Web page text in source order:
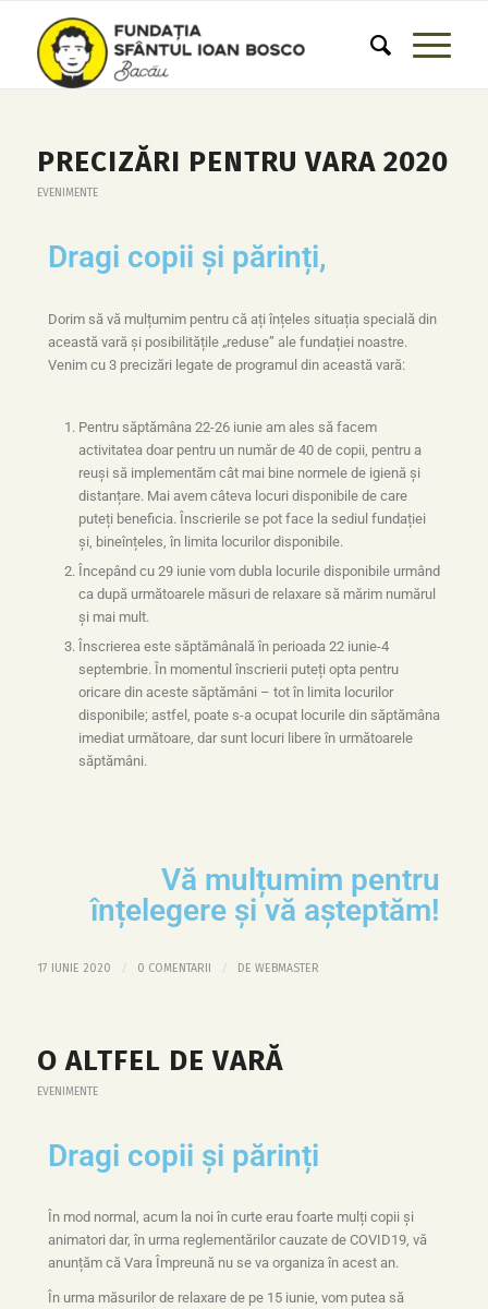
PRECIZĂRI PENTRU VARA 2020
EVENIMENTE
Dragi copii și părinți,
Dorim să vă mulțumim pentru că ați înțeles situația specială din
această vară și posibilitățile „reduse” ale fundației noastre.
Venim cu 3 precizări legate de programul din această vară:
Pentru săptămâna 22-26 iunie am ales să facem
activitatea doar pentru un număr de 40 de copii, pentru a
reuși să implementăm cât mai bine normele de igienă și
distanțare. Mai avem câteva locuri disponibile de care
puteți beneficia. Înscrierile se pot face la sediul fundației
și, bineînțeles, în limita locurilor disponibile.
Începând cu 29 iunie vom dubla locurile disponibile urmând
ca după următoarele măsuri de relaxare să mărim numărul
și mai mult.
Înscrierea este săptămânală în perioada 22 iunie-4
septembrie. În momentul înscrierii puteți opta pentru
oricare din aceste săptămâni – tot în limita locurilor
disponibile; astfel, poate s-a ocupat locurile din săptămâna
imediat următoare, dar sunt locuri libere în următoarele
săptămâni.
Vă mulțumim pentru
înțelegere și vă așteptăm!
17 IUNIE 2020 / 0 COMENTARII / DE WEBMASTER
O ALTFEL DE VARĂ
EVENIMENTE
Dragi copii și părinți
În mod normal, acum la noi în curte erau foarte mulți copii și
animatori dar, în urma reglementărilor cauzate de COVID19, vă
anunțăm că Vara Împreună nu se va organiza în acest an.
În urma măsurilor de relaxare de pe 15 iunie, vom putea să